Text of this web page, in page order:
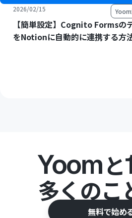
2026/02/15
【簡単設定】Cognito Formsの
をNotionに自動的に連携する方
Yoomと
多くのこ
無料で始め